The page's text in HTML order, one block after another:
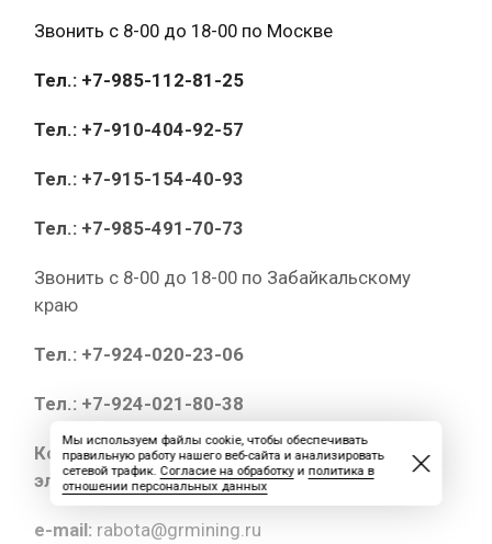
Звонить с 8-00 до 18-00 по Москве
Тел.: +7-985-112-81-25
Тел.: +7-910-404-92-57
Тел.: +7-915-154-40-93
Тел.: +7-985-491-70-73
Звонить с 8-00 до 18-00 по Забайкальскому
краю
Тел.: +7-924-020-23-06
Тел.: +7-924-021-80-38
Копии документов высылайте на
электронный адрес:
e-mail: rabota@grmining.ru
Мы используем файлы cookie, чтобы обеспечивать
правильную работу нашего веб-сайта и анализировать
сетевой трафик. Согласие на обработкуи политика в
отношении персональных данных